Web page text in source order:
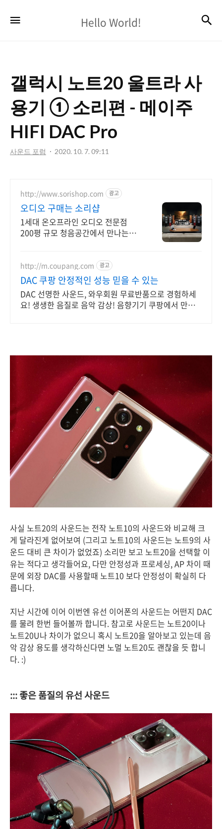
World!
Hello World!
갤럭시 노트20 울트라 사
용기 ① 소리편 - 메이주
HIFI DAC Pro
사운드 포럼 2020. 10. 7. 09:11
http://www.sorishop.com 광고
오디오 구매는 소리샵
1세대 온오프라인 오디오 전문점
200평 규모 청음공간에서 만나는
http://m.coupang.com 광고
DAC 쿠팡 안정적인 성능 믿을 수 있는
DAC 선명한 사운드, 와우회원 무료반품으로 경험하세
요! 생생한 음질로 음악 감상! 음향기기 쿠팡에서 만족
사실 노트20의 사운드는 전작 노트10의 사운드와 비교해 크
게 달라진게 없어보여 (그리고 노트10의 사운드는 노트9의 사
운드 대비 큰 차이가 없었죠) 소리만 보고 노트20을 선택할 이
유는 적다고 생각들어요, 다만 안정성과 프로세싱, AP 차이 때
문에 외장 DAC를 사용할때 노트10 보다 안정성이 확실히 다
릅니다.
지난 시간에 이어 이번엔 유선 이어폰의 사운드는 어떤지 DAC
를 물려 한번 들어볼까 합니다. 참고로 사운드는 노트20이나
노트20U나 차이가 없으니 혹시 노트20을 알아보고 있는데 음
악 감상 용도를 생각하신다면 노멀 노트20도 괜찮을 듯 합니
다. :)
::: 좋은 품질의 유선 사운드